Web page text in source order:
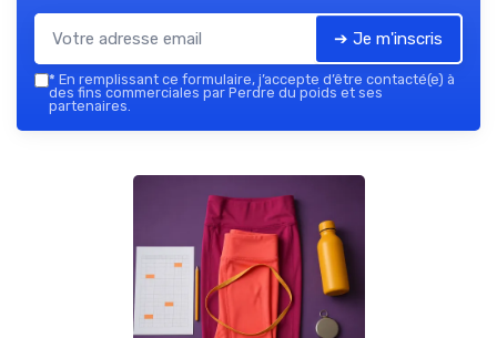
➔ Je m'inscris
* En remplissant ce formulaire, j’accepte d’être contacté(e) à
des fins commerciales par Perdre du poids et ses
partenaires.